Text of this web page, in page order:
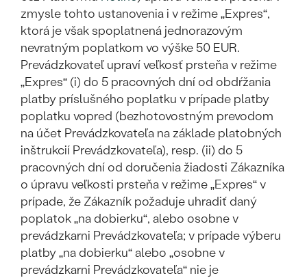
zmysle tohto ustanovenia i v režime „Expres“,
ktorá je však spoplatnená jednorazovým
nevratným poplatkom vo výške 50 EUR.
Prevádzkovateľ upraví veľkosť prsteňa v režime
„Expres“ (i) do 5 pracovných dní od obdŕžania
platby príslušného poplatku v prípade platby
poplatku vopred (bezhotovostným prevodom
na účet Prevádzkovateľa na základe platobných
inštrukcií Prevádzkovateľa), resp. (ii) do 5
pracovných dní od doručenia žiadosti Zákazníka
o úpravu veľkosti prsteňa v režime „Expres“ v
prípade, že Zákazník požaduje uhradiť daný
poplatok „na dobierku“, alebo osobne v
prevádzkarni Prevádzkovateľa; v prípade výberu
platby „na dobierku“ alebo „osobne v
prevádzkarni Prevádzkovateľa“ nie je